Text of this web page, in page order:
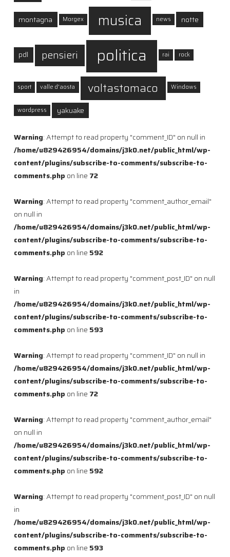
montagna Morgex musica news notte
pdl pensieri politica rai rock
sport valle d'aosta voltastomaco Windows
wordpress yakuake
Warning: Attempt to read property "comment_ID" on null in
/home/u829426954/domains/j3k0.net/public_html/wp-
content/plugins/subscribe-to-comments/subscribe-to-
comments.php on line 72
Warning: Attempt to read property "comment_author_email"
on null in
/home/u829426954/domains/j3k0.net/public_html/wp-
content/plugins/subscribe-to-comments/subscribe-to-
comments.php on line 592
Warning: Attempt to read property "comment_post_ID" on null
in
/home/u829426954/domains/j3k0.net/public_html/wp-
content/plugins/subscribe-to-comments/subscribe-to-
comments.php on line 593
Warning: Attempt to read property "comment_ID" on null in
/home/u829426954/domains/j3k0.net/public_html/wp-
content/plugins/subscribe-to-comments/subscribe-to-
comments.php on line 72
Warning: Attempt to read property "comment_author_email"
on null in
/home/u829426954/domains/j3k0.net/public_html/wp-
content/plugins/subscribe-to-comments/subscribe-to-
comments.php on line 592
Warning: Attempt to read property "comment_post_ID" on null
in
/home/u829426954/domains/j3k0.net/public_html/wp-
content/plugins/subscribe-to-comments/subscribe-to-
comments.php on line 593